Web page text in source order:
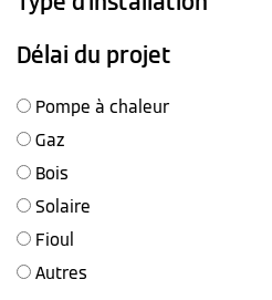
Délai du projet
Pompe à chaleur
Gaz
Bois
Solaire
Fioul
Autres